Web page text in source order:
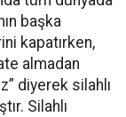
başka
kapatırken,
almadan
diyerek silahlı
Silahlı